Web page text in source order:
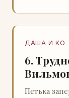
ДАША И KO
6.
Петька